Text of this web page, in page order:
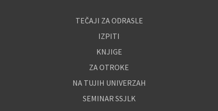
TEČAJI ZA ODRASLE
IZPITI
KNJIGE
ZA OTROKE
NA TUJIH UNIVERZAH
SEMINAR SSJLK